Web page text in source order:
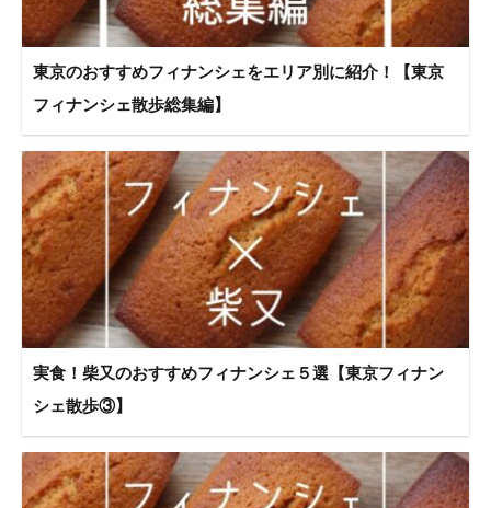
東京のおすすめフィナンシェをエリア別に紹介！【東京
フィナンシェ散歩総集編】
実食！柴又のおすすめフィナンシェ５選【東京フィナン
シェ散歩③】